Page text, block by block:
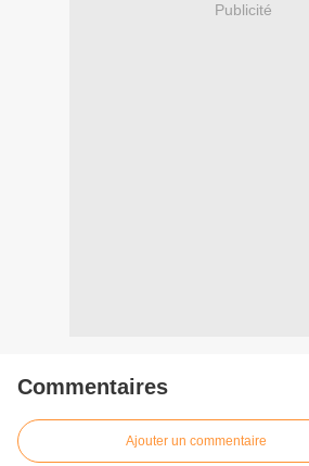
Publicité
Commentaires
Ajouter un commentaire